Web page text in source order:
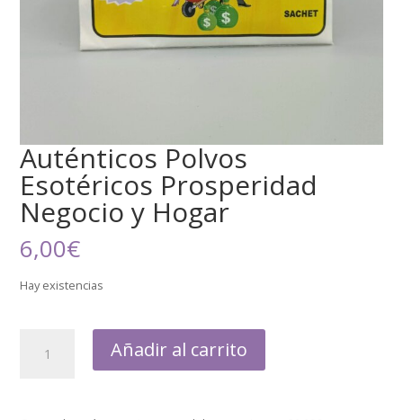
Auténticos Polvos
Esotéricos Prosperidad
Negocio y Hogar
6,00€
Hay existencias
Añadir al carrito